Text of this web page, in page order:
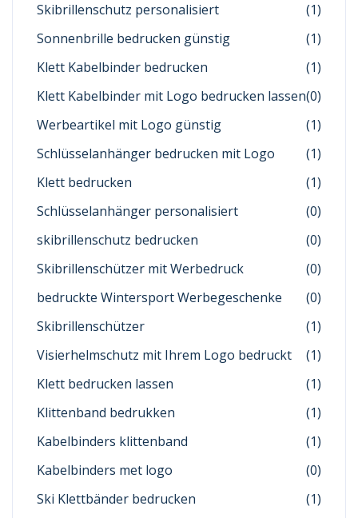
Skibrillenschutz personalisiert
(1)
Sonnenbrille bedrucken günstig
(1)
Klett Kabelbinder bedrucken
(1)
Klett Kabelbinder mit Logo bedrucken lassen(0)
Werbeartikel mit Logo günstig
(1)
Schlüsselanhänger bedrucken mit Logo
(1)
Klett bedrucken
(1)
Schlüsselanhänger personalisiert
(0)
skibrillenschutz bedrucken
(0)
Skibrillenschützer mit Werbedruck
(0)
bedruckte Wintersport Werbegeschenke
(0)
Skibrillenschützer
(1)
Visierhelmschutz mit Ihrem Logo bedruckt
(1)
Klett bedrucken lassen
(1)
Klittenband bedrukken
(1)
Kabelbinders klittenband
(1)
Kabelbinders met logo
(0)
Ski Klettbänder bedrucken
(1)